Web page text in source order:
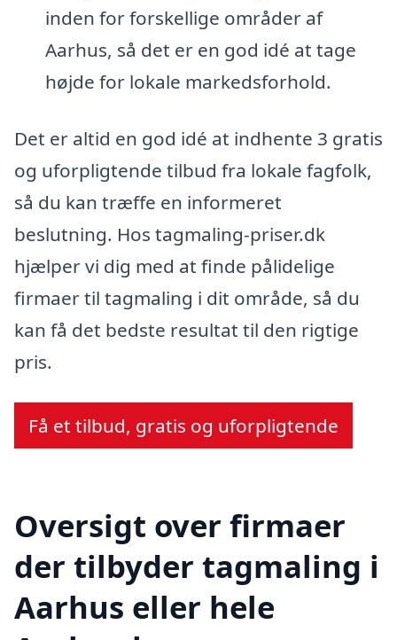
inden for forskellige områder af
Aarhus, så det er en god idé at tage
højde for lokale markedsforhold.
Det er altid en god idé at indhente 3 gratis
og uforpligtende tilbud fra lokale fagfolk,
så du kan træffe en informeret
beslutning. Hos tagmaling-priser.dk
hjælper vi dig med at finde pålidelige
firmaer til tagmaling i dit område, så du
kan få det bedste resultat til den rigtige
pris.
Få et tilbud, gratis og uforpligtende
Oversigt over firmaer
der tilbyder tagmaling i
Aarhus eller hele